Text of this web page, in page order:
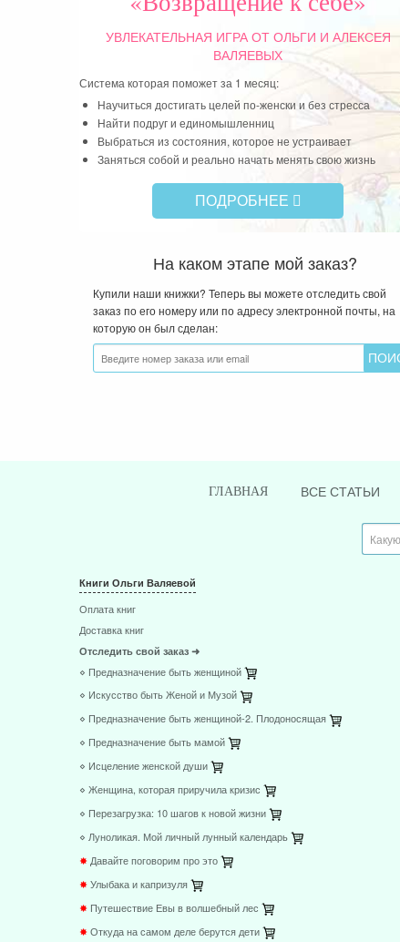
УВЛЕКАТЕЛЬНАЯ ИГРАОТ ОЛЬГИ И АЛЕКСЕЯ
ВАЛЯЕВЫХ
Система которая поможет за 1 месяц:
Научиться достигать целей по-женски и без стресса
Найти подруг и единомышленниц
Выбраться из состояния, которое не устраивает
Заняться собой и реально начать менять свою жизнь
ПОДРОБНЕЕ
На каком этапе мой заказ?
Купили наши книжки? Теперь вы можете отследить свой
заказ по его номеру или по адресу электронной почты, на
которую он был сделан:
ГЛАВНАЯ ВСЕ СТАТЬИ
Книги Ольги Валяевой
Оплата книг
Доставка книг
Отследить свой заказ ➜
⋄ Предназначение быть женщиной
⋄ Искусство быть Женой и Музой
⋄ Предназначение быть женщиной-2. Плодоносящая
⋄ Предназначение быть мамой
⋄ Исцеление женской души
⋄ Женщина, которая приручила кризис
⋄ Перезагрузка: 10 шагов к новой жизни
⋄ Луноликая. Мой личный лунный календарь
✸ Давайте поговорим про это
✸Улыбака и капризуля
✸ Путешествие Евы в волшебный лес
✸Откуда на самом деле берутся дети